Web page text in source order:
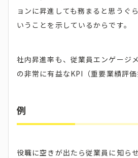
ョンに昇進しても務まると思うぐ
いうことを示しているからです。
社内昇進率も、従業員エンゲージ
の非常に有益なKPI（重要業績評価
例
役職に空きが出たら従業員に知らせ